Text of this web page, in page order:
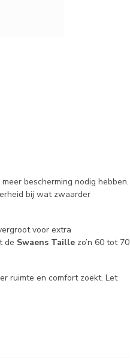
bescherming nodig hebben.
bij wat zwaarder
voor extra
de Swaens Taille zo’n 60 tot 70
ruimte en comfort zoekt. Let